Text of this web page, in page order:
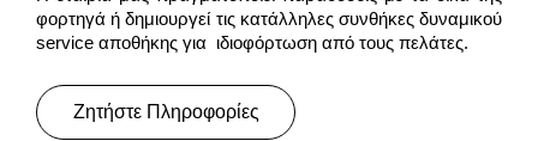
φορτηγά ή δημιουργεί τις κατάλληλες συνθήκες δυναμικού
service αποθήκης για ιδιοφόρτωση από τους πελάτες.
Ζητήστε Πληροφορίες